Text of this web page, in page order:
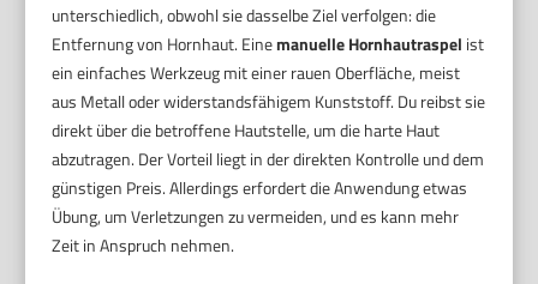
unterschiedlich, obwohl sie dasselbe Ziel verfolgen: die
Entfernung von Hornhaut. Einemanuelle Hornhautraspel ist
ein einfaches Werkzeug mit einer rauen Oberfläche, meist
aus Metall oder widerstandsfähigem Kunststoff. Du reibst sie
direkt über die betroffene Hautstelle, um die harte Haut
abzutragen. Der Vorteil liegt in der direkten Kontrolle und dem
günstigen Preis. Allerdings erfordert die Anwendung etwas
Übung, um Verletzungen zu vermeiden, und es kann mehr
Zeit in Anspruch nehmen.